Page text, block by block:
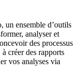
un ensemble d’outils
analyser et
des processus
créer des rapports
vos analyses via